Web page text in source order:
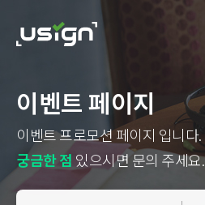
이벤트 페이지
이벤트 프로모션 페이지 입니다.
궁금한 점 있으시면 문의 주세요.